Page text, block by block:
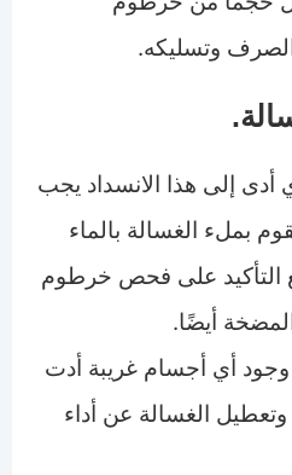
وتسليكه.
إلى هذا الانسداد يجب
بملء الغسالة بالماء
التأكيد على فحص خرطوم
أيضًا.
أي أجسام غريبة أدت
الغسالة عن أداء